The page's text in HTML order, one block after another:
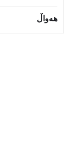
هەواڵ